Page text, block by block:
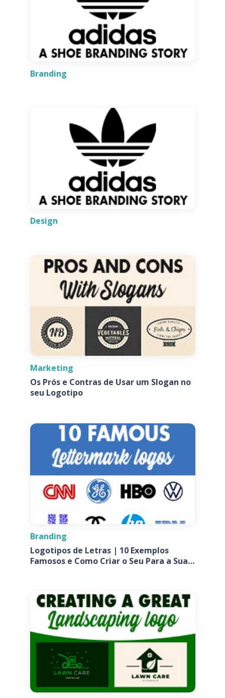
Branding
Design
Marketing
Os Prós e Contras de Usar um Slogan no
seu Logotipo
Branding
Logotipos de Letras | 10 Exemplos
Famosos e Como Criar o Seu Para a Sua